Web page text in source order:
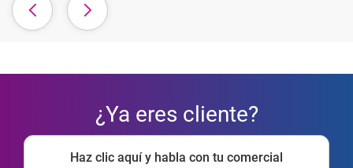
¿Ya eres cliente?
Haz clic aquí y habla con tu comercial